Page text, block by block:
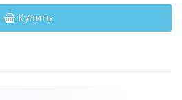
Купить